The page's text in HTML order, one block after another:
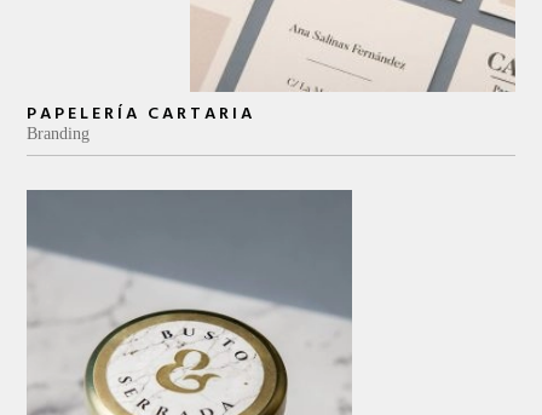
PAPELERÍA CARTARIA
Branding